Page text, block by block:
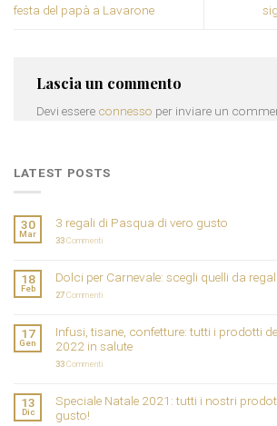
festa del papà a Lavarone
Lascia un commento
Devi essere connesso per inviare un
LATEST POSTS
30
Mar
3 regali di Pasqua di vero gusto
33Commenti
18
Feb
Dolci per Carnevale: scegli quelli da
27Commenti
17
Gen
Infusi, tisane, confetture: tutti i prodotti
2022 in salute
33Commenti
13
Dic
Speciale Natale 2021: tutti i nostri
gusto!